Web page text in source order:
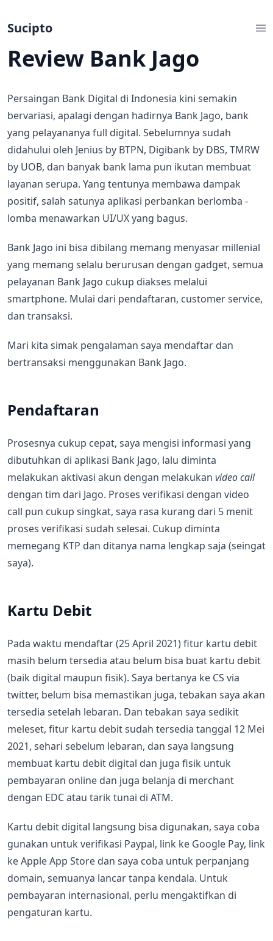
Sucipto
Review Bank Jago
Persaingan Bank Digital di Indonesia kini semakin
bervariasi, apalagi dengan hadirnya Bank Jago, bank
yang pelayananya full digital. Sebelumnya sudah
didahului oleh Jenius by BTPN, Digibank by DBS, TMRW
by UOB, dan banyak bank lama pun ikutan membuat
layanan serupa. Yang tentunya membawa dampak
positif, salah satunya aplikasi perbankan berlomba -
lomba menawarkan UI/UX yang bagus.
Bank Jago ini bisa dibilang memang menyasar millenial
yang memang selalu berurusan dengan gadget, semua
pelayanan Bank Jago cukup diakses melalui
smartphone. Mulai dari pendaftaran, customer service,
dan transaksi.
Mari kita simak pengalaman saya mendaftar dan
bertransaksi menggunakan Bank Jago.
Pendaftaran
Prosesnya cukup cepat, saya mengisi informasi yang
dibutuhkan di aplikasi Bank Jago, lalu diminta
melakukan aktivasi akun dengan melakukan video call
dengan tim dari Jago. Proses verifikasi dengan video
call pun cukup singkat, saya rasa kurang dari 5 menit
proses verifikasi sudah selesai. Cukup diminta
memegang KTP dan ditanya nama lengkap saja (seingat
saya).
Kartu Debit
Pada waktu mendaftar (25 April 2021) fitur kartu debit
masih belum tersedia atau belum bisa buat kartu debit
(baik digital maupun fisik). Saya bertanya ke CS via
twitter, belum bisa memastikan juga, tebakan saya akan
tersedia setelah lebaran. Dan tebakan saya sedikit
meleset, fitur kartu debit sudah tersedia tanggal 12 Mei
2021, sehari sebelum lebaran, dan saya langsung
membuat kartu debit digital dan juga fisik untuk
pembayaran online dan juga belanja di merchant
dengan EDC atau tarik tunai di ATM.
Kartu debit digital langsung bisa digunakan, saya coba
gunakan untuk verifikasi Paypal, link ke Google Pay, link
ke Apple App Store dan saya coba untuk perpanjang
domain, semuanya lancar tanpa kendala. Untuk
pembayaran internasional, perlu mengaktifkan di
pengaturan kartu.